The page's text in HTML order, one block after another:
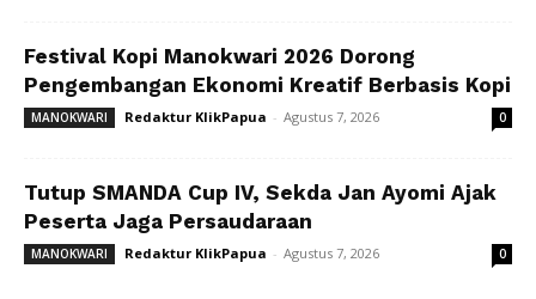
Festival Kopi Manokwari 2026 Dorong
Pengembangan Ekonomi Kreatif Berbasis Kopi
MANOKWARI Redaktur KlikPapua - Agustus 7, 2026 0
Tutup SMANDA Cup IV, Sekda Jan Ayomi Ajak
Peserta Jaga Persaudaraan
MANOKWARI Redaktur KlikPapua - Agustus 7, 2026 0